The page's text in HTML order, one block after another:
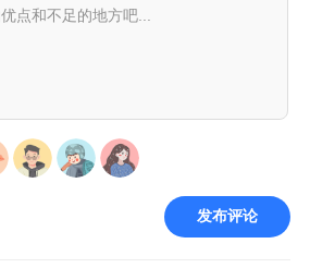
发布评论